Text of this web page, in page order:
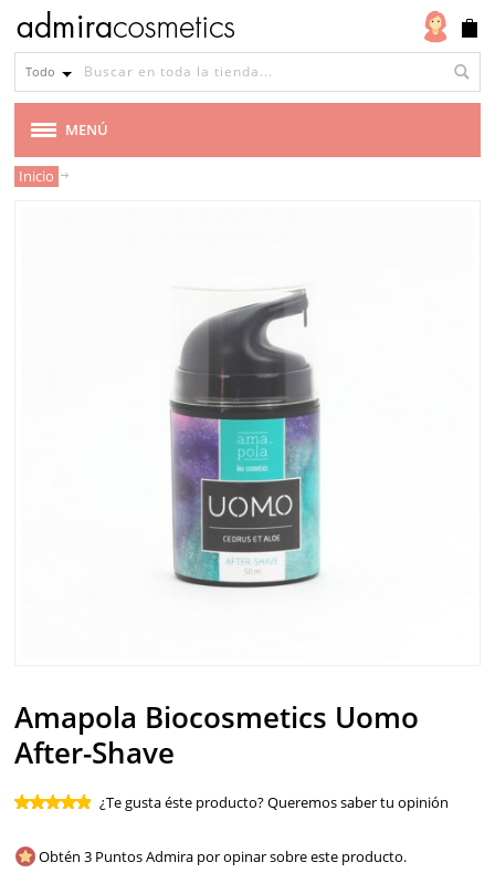
Todo
MENÚ
MARCAS
TEMAS
Inicio
Amapola Biocosmetics Uomo
After-Shave
¿Te gusta éste producto? Queremos saber tu opinión
Obtén 3 Puntos Admira por opinar sobre este producto.